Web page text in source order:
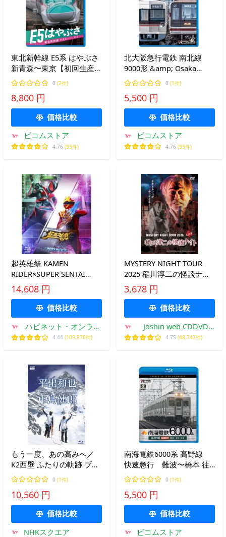
東北新幹線 E5系 はやぶさ
新青森〜東京【初回生産限
定 特製スリーブケース付
き】 ビコムストア ブルー
レイ
0 (2件)
8,800 円
価格比較
ビコムストア
4.76 (93件)
北大阪急行電鉄 南北線
9000形 &amp; Osaka
Metro 御堂筋線 21系 ビコ
ムストア ブルーレイ
0 (1件)
5,500 円
価格比較
ビコムストア
4.76 (93件)
超英雄祭 KAMEN
RIDER×SUPER SENTAI
LIVE ＆ SHOW 2026
-2DAYSパック- 【Blu-ray】
14,608 円
価格比較
ハピネット・オンライ
ンYahoo!ショッピング
4.44 (109,870件)
MYSTERY NIGHT TOUR
2025 稲川淳二の怪談ナイ
ト ライブ盤/稲川淳二
[DVD]【返品種別A】
3,678 円
価格比較
Joshin web CDDVD
Yahoo!店
4.75 (48,742件)
もう一度、あの高みへ／
K2西壁 ふたりの軌跡 ブル
ーレイ 全2枚0 (1件)
10,560 円
価格比較
NHKスクエア
南海電鉄6000系 高野線
快速急行 難波〜橋本 往
復 ビコムストア ブルー
レイ
0 (1件)
5,500 円
価格比較
ビコムストア